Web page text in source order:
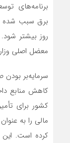
برنامه‌های
برق سبب شده
معضل اصلی
سرمایه‌بر
کاهش منابع
کشور برای
مالی را به
کرده است.